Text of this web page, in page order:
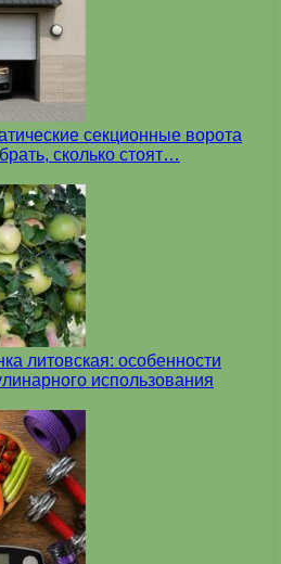
секционные ворота
сколько стоят…
литовская: особенности
использования